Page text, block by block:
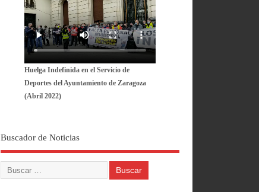
Huelga Indefinida en el Servicio de
Deportes del Ayuntamiento de Zaragoza
(Abril 2022)
Buscador de Noticias